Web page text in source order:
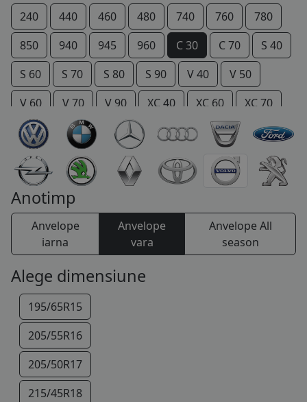
BLOG
B2B - COLABORARE COMPANII
CONT
CONTACT
COS ( 0 PRODUSE)
240 440 460 480 740 760
780
850
940 945 960 C 30 C 70
S 40
S 60
S 70 S 80 S 90 V 40
V 50
V 60
V 70 V 90 XC 40 XC 60
XC 70
XC 90
Anotimp
Anvelope
iarna
Anvelope
vara
Anvelope All
season
Alege dimensiune
195/65R15
205/55R16
205/50R17
215/45R18